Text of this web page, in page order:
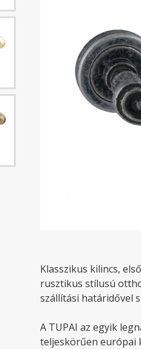
Klasszikus kilincs,
rusztikus stílusú
szállítási határidővel
A TUPAI az egyik
teljeskörűen európai